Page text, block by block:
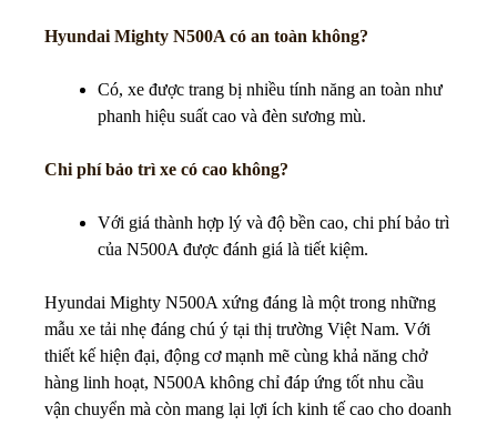
Hyundai Mighty N500A có an toàn không?
Có, xe được trang bị nhiều tính năng an toàn như
phanh hiệu suất cao và đèn sương mù.
Chi phí bảo trì xe có cao không?
Với giá thành hợp lý và độ bền cao, chi phí bảo trì
của N500A được đánh giá là tiết kiệm.
Hyundai Mighty N500A xứng đáng là một trong những
mẫu xe tải nhẹ đáng chú ý tại thị trường Việt Nam. Với
thiết kế hiện đại, động cơ mạnh mẽ cùng khả năng chở
hàng linh hoạt, N500A không chỉ đáp ứng tốt nhu cầu
vận chuyển mà còn mang lại lợi ích kinh tế cao cho doanh